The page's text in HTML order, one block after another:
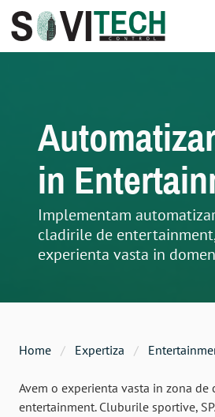
Automatizari BMS in Entertainment -
in
Implementam
cladirile de
experienta vasta in
Home Expertiza
Avem o experienta vasta in zona
entertainment. Cluburile sportive,